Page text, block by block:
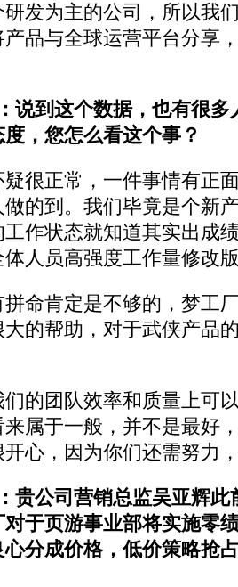
发为主的公司，所以我
品与全球运营平台分享
说到这个数据，也有很
，您怎么看这个事？
正常，一件事情有正
的到。我们毕竟是个新
作状态就知道其实出成
人员高强度工作量修改
肯定是不够的，梦工
的帮助，对于武侠产品
团队效率和质量上可
属于一般，并不是最好
心，因为你们还需努力
贵公司营销总监吴亚辉
于页游事业部将实施零
分成价格，低价策略抢